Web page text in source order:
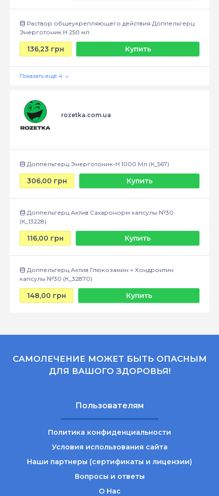
Раствор общеукрепляющего действия Доппельгерц
Энерготоник Н 250 мл
136,23 грн Купить
rozetka.com.ua
Доппельгерц Энерготоник-H 1000 Мл (К_567)
306,00 грн Купить
Доппельгерц Актив Сахаронорм капсулы №30
(К_13228)
116,00 грн Купить
Доппельгерц Актив Глюкозамин + Хондроитин
капсулы №30 (К_32870)
148,00 грн Купить
САМОЛЕЧЕНИЕ МОЖЕТ БЫТЬ ОПАСНЫМ
ДЛЯ ВАШОГО ЗДОРОВЬЯ!
Пользователям
Политика конфиденциальности
Условия использования сайта
Наши партнеры (сертификаты и лицензии)
Вопросы и ответы
О Нас